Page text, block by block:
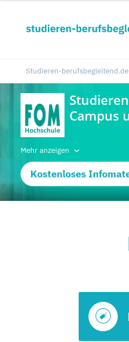
Studieren-berufsbegleitend.de
Mehr anzeigen
Kostenloses